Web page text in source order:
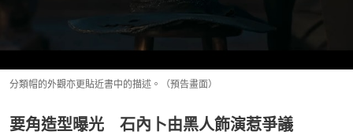
分類帽的外觀亦更貼近書中的描述。（預告畫面）
要角造型曝光 石內卜由黑人飾演惹爭議